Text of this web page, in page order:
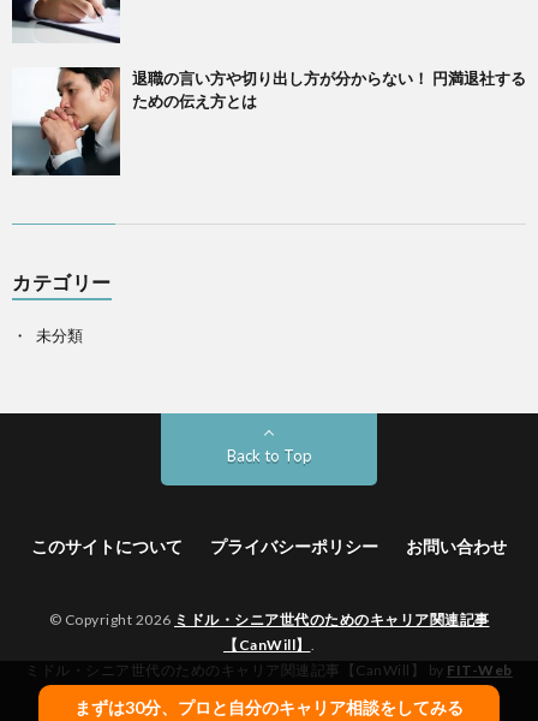
退職の言い方や切り出し方が分からない！ 円満退社する
ための伝え方とは
カテゴリー
未分類
Back to Top
このサイトについて プライバシーポリシー お問い合わせ
© Copyright 2026 ミドル・シニア世代のためのキャリア関連記事
【CanWill】
ミドル・シニア世代のためのキャリア関連記事【CanWill】 by FIT-Web
Create
WordPress
まずは30分、プロと自分のキャリア相談をしてみる